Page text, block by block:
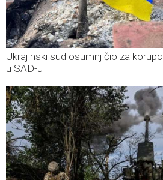
Ukrajinski sud osumnjičio za
u SAD-u